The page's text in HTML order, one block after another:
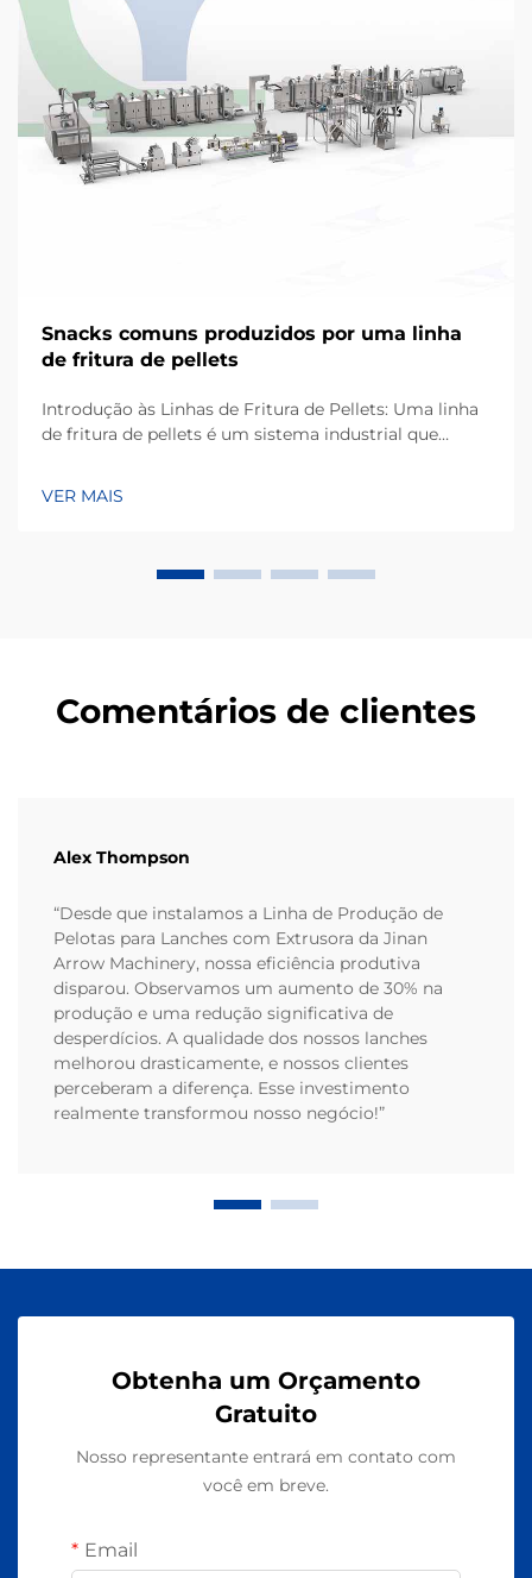
Snacks comuns produzidos por uma linha
de fritura de pellets
Introdução às Linhas de Fritura de Pellets: Uma linha
de fritura de pellets é um sistema industrial que
contínua e fritura. Ao contrário da fritura tradicional
VER MAIS
Comentários de clientes
Alex Thompson
“Desde que instalamos a Linha de Produção de
Pelotas para Lanches com Extrusora da Jinan
Arrow Machinery, nossa eficiência produtiva
disparou. Observamos um aumento de 30% na
produção e uma redução significativa de
desperdícios. A qualidade dos nossos lanches
melhorou drasticamente, e nossos clientes
perceberam a diferença. Esse investimento
realmente transformou nosso negócio!”
Obtenha um Orçamento
Gratuito
Nosso representante entrará em contato com
você em breve.
Email